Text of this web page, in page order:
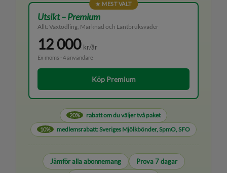
★ MEST VALT
Utsikt – Premium
Allt: Växtodling, Marknad och Lantbruksväder
12 000 kr/år
Ex moms · 4 användare
Köp Premium
20% rabatt om du väljer två paket
10% medlemsrabatt: Sveriges Mjölkbönder, SpmO, SFO
Jämför alla abonnemang
Prova 7 dagar